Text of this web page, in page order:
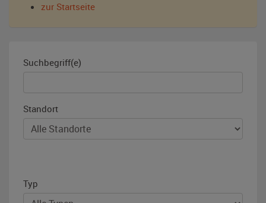
zur Startseite
Suchbegriff(e)
Standort
Typ